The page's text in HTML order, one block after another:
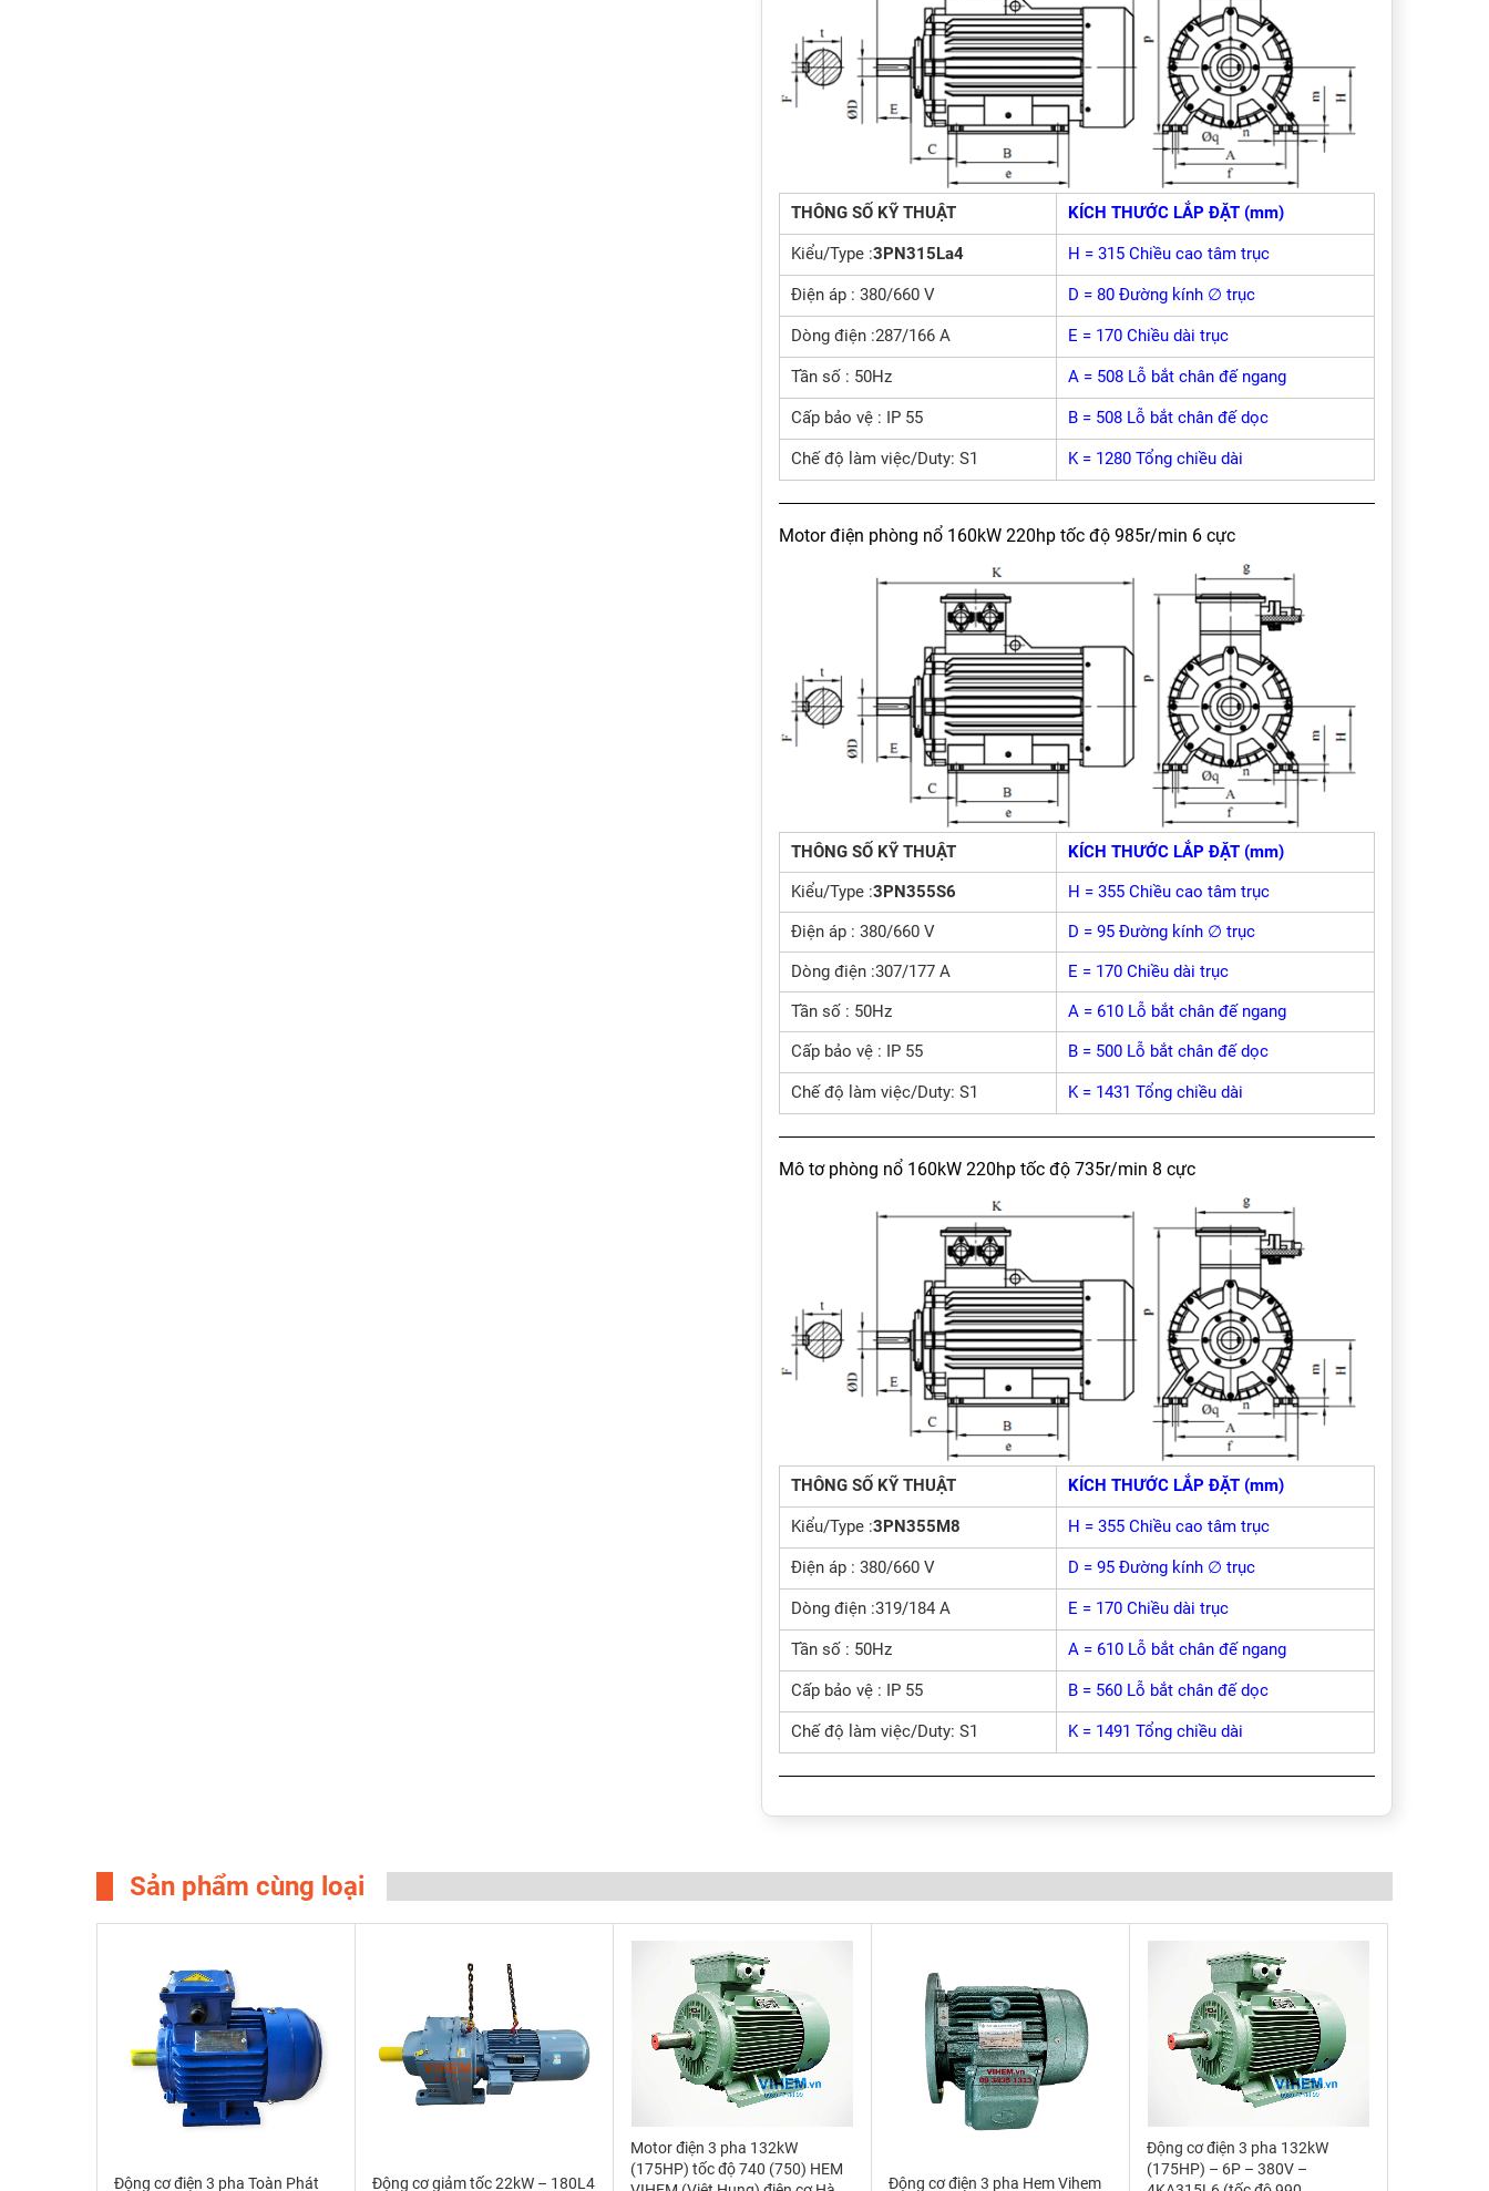
THÔNG SỐ KỸ THUẬT KÍCH THƯỚC LẮP ĐẶT (mm)
Kiểu/Type :3PN315La4 H = 315 Chiều cao tâm trục
Điện áp : 380/660 V D = 80 Đường kính ∅ trục
Dòng điện :287/166 A E = 170 Chiều dài trục
Tần số : 50Hz A = 508 Lỗ bắt chân đế ngang
Cấp bảo vệ : IP 55 B = 508 Lỗ bắt chân đế dọc
Chế độ làm việc/Duty: S1 K = 1280 Tổng chiều dài
Motor điện phòng nổ 160kW 220hp tốc độ 985r/min 6 cực
THÔNG SỐ KỸ THUẬT
KÍCH THƯỚC LẮP ĐẶT (mm)
Kiểu/Type :3PN355S6
H = 355 Chiều cao tâm trục
Điện áp : 380/660 V
D = 95 Đường kính ∅ trục
Dòng điện :307/177 A
E = 170 Chiều dài trục
Tần số : 50Hz
A = 610 Lỗ bắt chân đế ngang
Cấp bảo vệ : IP 55
B = 500 Lỗ bắt chân đế dọc
Chế độ làm việc/Duty: S1 K = 1431 Tổng chiều dài
Mô tơ phòng nổ 160kW 220hp tốc độ 735r/min 8 cực
THÔNG SỐ KỸ THUẬT KÍCH THƯỚC LẮP ĐẶT (mm)
Kiểu/Type :3PN355M8 H = 355 Chiều cao tâm trục
Điện áp : 380/660 V D = 95 Đường kính ∅ trục
Dòng điện :319/184 A E = 170 Chiều dài trục
Tần số : 50Hz A = 610 Lỗ bắt chân đế ngang
Cấp bảo vệ : IP 55 B = 560 Lỗ bắt chân đế dọc
Chế độ làm việc/Duty: S1 K = 1491 Tổng chiều dài
Sản phẩm cùng loại
Động cơ điện 3 pha Toàn Phát Động cơ giảm tốc 22kW – 180L4
Motor điện 3 pha 132kW
(175HP) tốc độ 740 (750) HEM
Động cơ điện 3 pha Hem Vihem
Động cơ điện 3 pha 132kW
(175HP) – 6P – 380V –